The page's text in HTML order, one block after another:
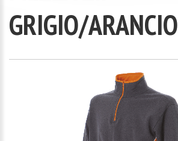
GRIGIO/ARANCIO